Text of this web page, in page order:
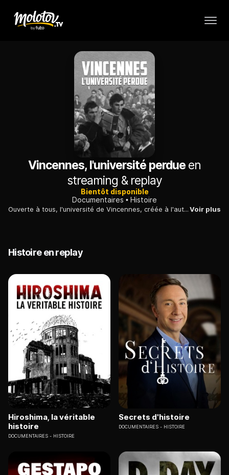
Vincennes, l'université perdue en
streaming & replay
Bientôt disponible
Documentaires
Histoire
Ouverte à tous, l'université de Vincennes, créée à l'automne 1968 et détruite en 1980, incarnait la possibilité d'un autre système d'enseignement. Ce documentaire rend hommage à une histoire oubliée.Voir plus
Histoire en replay
Hiroshima, la véritable
histoire
DOCUMENTAIRES HISTOIRE
Secrets d'histoire
DOCUMENTAIRES HISTOIRE